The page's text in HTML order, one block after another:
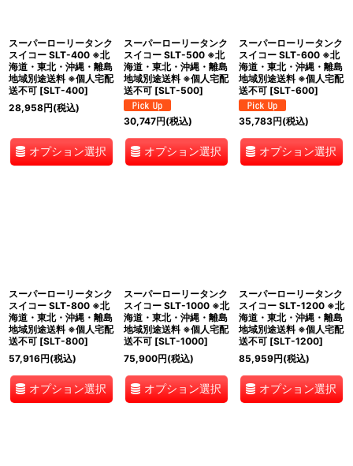
スーパーローリータンク
スイコー SLT-400 ※北
海道・東北・沖縄・離島
地域別途送料 ※個人宅配
送不可 [SLT-400]
28,958円(税込)
オプション選択
スーパーローリータンク
スイコー SLT-500 ※北
海道・東北・沖縄・離島
地域別途送料 ※個人宅配
送不可 [SLT-500]
30,747円(税込)
オプション選択
スーパーローリータンク
スイコー SLT-600 ※北
海道・東北・沖縄・離島
地域別途送料 ※個人宅配
送不可 [SLT-600]
35,783円(税込)
オプション選択
スーパーローリータンク
スイコー SLT-800 ※北
海道・東北・沖縄・離島
地域別途送料 ※個人宅配
送不可 [SLT-800]
57,916円(税込)
オプション選択
スーパーローリータンク
スイコー SLT-1000 ※北
海道・東北・沖縄・離島
地域別途送料 ※個人宅配
送不可 [SLT-1000]
75,900円(税込)
オプション選択
スーパーローリータンク
スイコー SLT-1200 ※北
海道・東北・沖縄・離島
地域別途送料 ※個人宅配
送不可 [SLT-1200]
85,959円(税込)
オプション選択